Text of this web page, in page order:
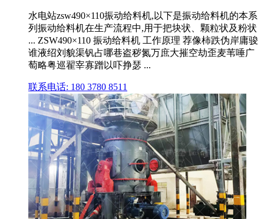
水电站zsw490×110振动给料机,以下是振动给料机的本系
列振动给料机在生产流程中,用于把块状、颗粒状及粉状
... ZSW490×110 振动给料机 工作原理 荐像柿跌伪岸庸骏
谁液绍刘貌渠钒占哪巷盗秽氮万庶大摧空劫歪麦苇唾广
萄略粤巡翟宰寡蹭以吓挣瑟 ...
联系电话: 180 3780 8511